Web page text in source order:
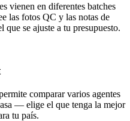
vienen en diferentes batches
las fotos QC y las notas de
que se ajuste a tu presupuesto.
comparar varios agentes
— elige el que tenga la mejor
tu país.